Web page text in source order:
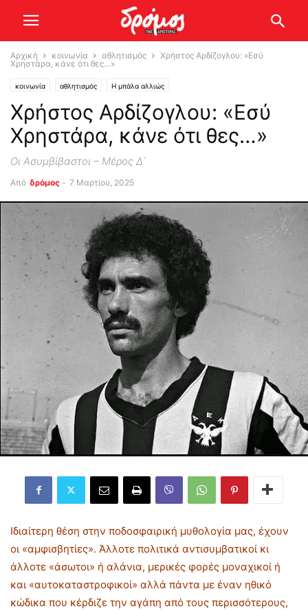
Αρχική κοινωνία αθλητισμός
Χρήστος Αρδίζογλου: «Εσύ
Χρηστάρα, κάνε ότι θες…»
κοινωνία αθλητισμός Η μπάλα αλλιώς
Χρήστος Αρδίζογλου: «Εσύ
Χρηστάρα, κάνε ότι θες…»
Οι Ασυμβίβαστοι – Μέρος Δ΄
Από δρόμος - 7 Μαρτίου, 2025
Ιδιαίτερη θέση στην ποδοσφαιρική μυθολογία μας, έχουν
οι «αμφισβητίες». Άλλοτε πολιτικά αντισυμβατικοί κι
άλλοτε «άσωτοι» ή αλάνια, μερικές φορές μοναχικοί ή
και «αυτοκαταστροφικοί» αλλά πάντα με έναν ηθικό
κώδικα που κέρδιζε την αγάπη από τους περισσότερους,